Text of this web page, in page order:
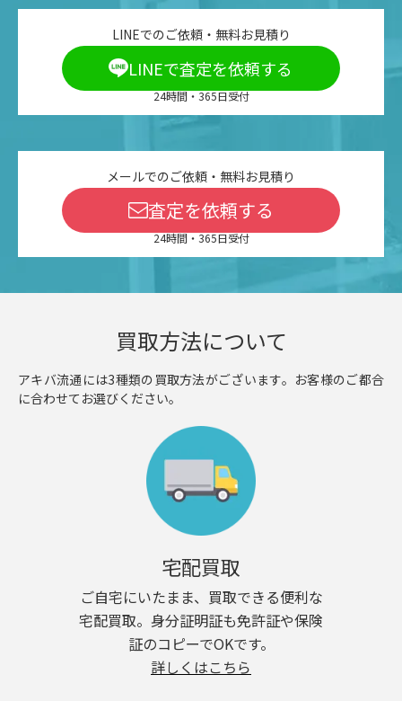
LINEでのご依頼・無料お見積り
LINEで査定を依頼する
24時間・365日受付
メールでのご依頼・無料お見積り
査定を依頼する
24時間・365日受付
買取方法について
アキバ流通には3種類の買取方法がございます。お客様のご都合
に合わせてお選びください。
宅配買取
ご自宅にいたまま、買取できる便利な
宅配買取。身分証明証も免許証や保険
証のコピーでOKです。
詳しくはこちら